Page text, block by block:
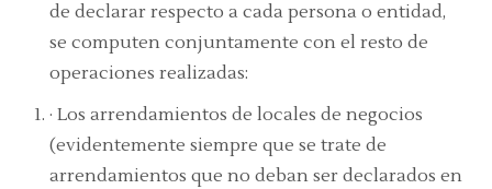
de declarar respecto a cada persona o entidad,
se computen conjuntamente con el resto de
operaciones realizadas:
· Los arrendamientos de locales de negocios
(evidentemente siempre que se trate de
arrendamientos que no deban ser declarados en